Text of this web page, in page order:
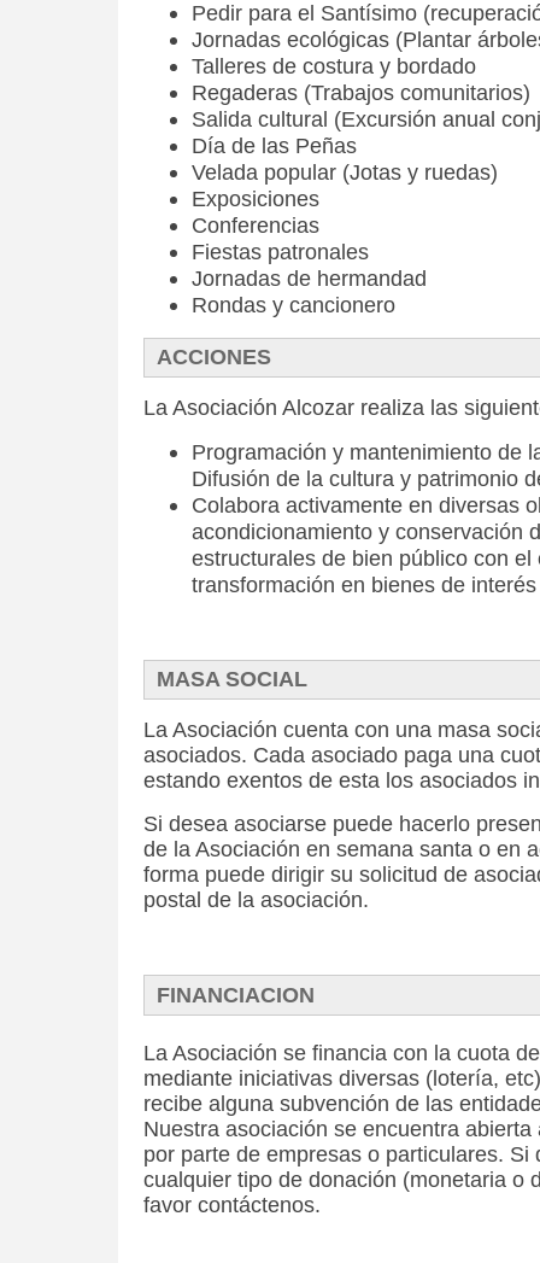
Pedir para el Santísimo
Jornadas ecológicas (Plantar
Talleres de costura y bordado
Regaderas (Trabajos comunitarios)
Salida cultural (Excursión anual
Día de las Peñas
Velada popular (Jotas y ruedas)
Exposiciones
Conferencias
Fiestas patronales
Jornadas de hermandad
Rondas y cancionero
ACCIONES
La Asociación Alcozar realiza las
Programación y mantenimiento de
Difusión de la cultura y patrimonio
Colabora activamente en diversas
acondicionamiento y conservación
estructurales de bien público con el
transformación en bienes de
MASA SOCIAL
La Asociación cuenta con una masa
asociados. Cada asociado paga una
estando exentos de esta los asociados
Si desea asociarse puede hacerlo
de la Asociación en semana santa o en
forma puede dirigir su solicitud de
postal de la asociación.
FINANCIACION
La Asociación se financia con la cuota
mediante iniciativas diversas (lotería,
recibe alguna subvención de las
Nuestra asociación se encuentra
por parte de empresas o particulares. Si
cualquier tipo de donación (monetaria o
favor contáctenos.